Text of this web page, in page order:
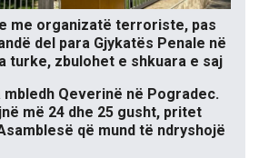
me organizatë terroriste, pas
del para Gjykatës Penale në
turke, zbulohet e shkuara e saj
mbledh Qeverinë në Pogradec.
më 24 dhe 25 gusht, pritet
që mund të ndryshojë